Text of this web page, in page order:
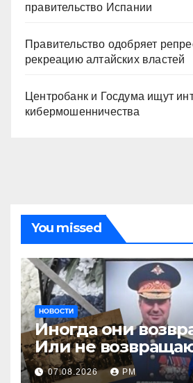
правительство Испании
Правительство одобряет
рекреацию алтайских властей
Центробанк и Госдума ищут
кибермошенничества
You missed
НОВОСТИ
Иногда они
Или не
07.08.2026 РМ